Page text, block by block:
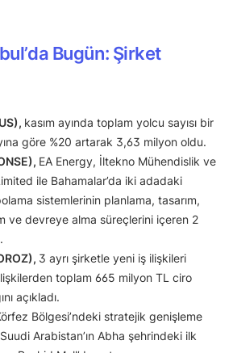
Bugün: Şirket
kasım ayında toplam yolcu sayısı bir
göre %20 artarak 3,63 milyon oldu.
EA Energy, İltekno Mühendislik ve
ile Bahamalar’da iki adadaki
sistemlerinin planlama, tasarım,
ve devreye alma süreçlerini içeren 2
3 ayrı şirketle yeni iş ilişkileri
toplam 665 milyon TL ciro
açıkladı.
Bölgesi’ndeki stratejik genişleme
Arabistan’ın Abha şehrindeki ilk